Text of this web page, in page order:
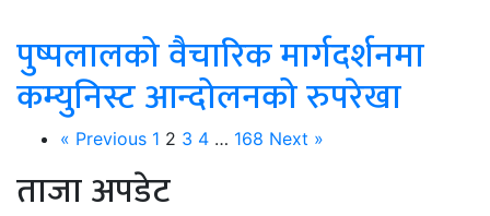
पुष्पलालको वैचारिक मार्गदर्शनमा
कम्युनिस्ट आन्दोलनको रुपरेखा
« Previous 1 2 3 4 … 168 Next »
ताजा अपडेट